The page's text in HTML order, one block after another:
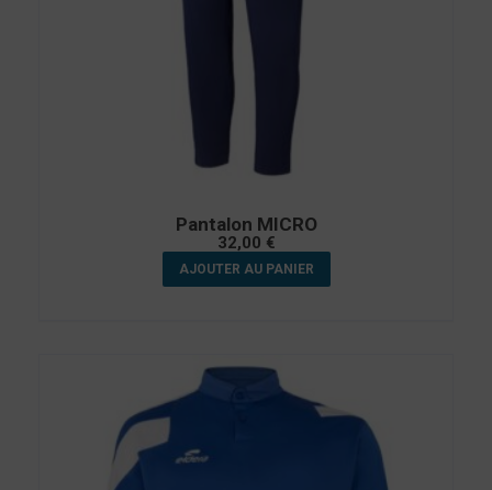
Pantalon MICRO
32,00 €
AJOUTER AU PANIER